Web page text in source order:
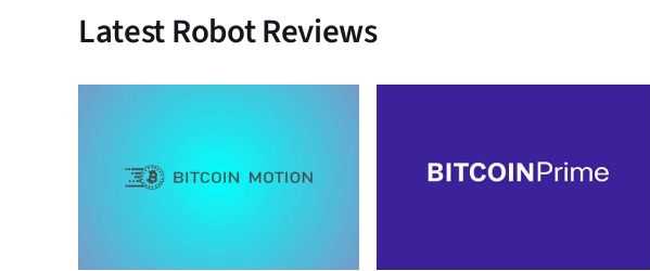
Latest Robot Reviews